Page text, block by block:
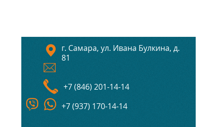
г. Самара, ул. Ивана Булкина, д.
81
+7 (846) 201-14-14
+7 (937) 170-14-14